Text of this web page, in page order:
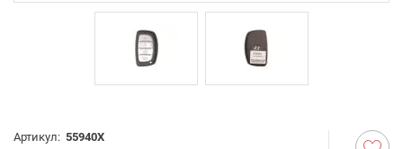
Артикул: 55940X